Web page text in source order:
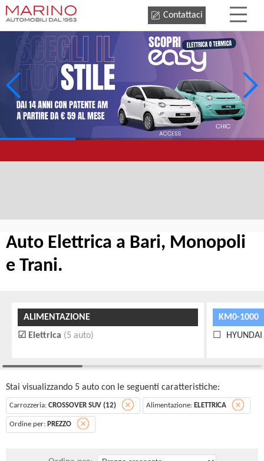
Contattaci
Auto Elettrica a Bari, Monopoli
e Trani.
ALIMENTAZIONE
Elettrica (5 auto)
KM0-1000
Stai visualizzando 5 auto con le seguenti caratteristiche:
Carrozzeria: CROSSOVER SUV (12) Alimentazione: ELETTRICA
Ordine per: PREZZO